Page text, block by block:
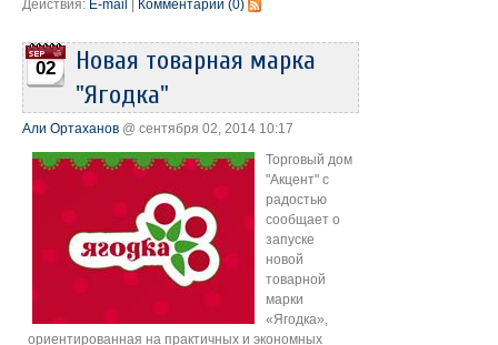
Действия: E-mail | Комментарии (0)
02
Новая товарная марка
"Ягодка"
Али Ортаханов @ сентября 02, 2014 10:17
Торговый дом
"Акцент" с
радостью
сообщает о
запуске
новой
товарной
марки
«Ягодка»,
ориентированная на практичных и экономных